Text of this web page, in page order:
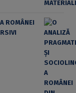
ROMÂNEI